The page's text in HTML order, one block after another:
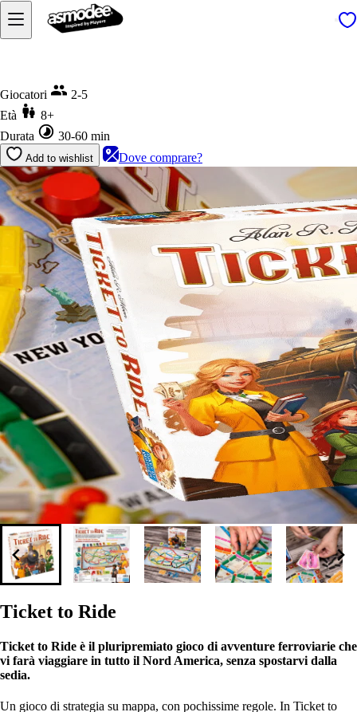
Giocatori
2-5
Età
8+
Durata
30-60 min
Add to wishlist Dove comprare?
Ticket to Ride
Ticket to Ride è il pluripremiato gioco di avventure ferroviarie che
vi farà viaggiare in tutto il Nord America, senza spostarvi dalla
sedia.
Un gioco di strategia su mappa, con pochissime regole. In Ticket to